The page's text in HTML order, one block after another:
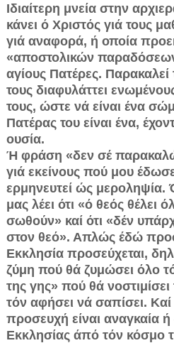
Ιδιαίτερη μνεία στην
κάνει ό Χριστός γιά τους
γιά αναφορά, ή οποία
«αποστολικών
αγίους Πατέρες.
τους διαφυλάττει
τους, ώστε νά είναι ένα
Πατέρας του είναι ένα,
ουσία.
Ή φράση «δεν σέ
γιά εκείνους πού μου
ερμηνευτεί ώς
μας λέει ότι «ό θεός θέλει
σωθούν» καί ότι «δέν
στον θεό». Απλώς έδώ
Εκκλησία προσεύχεται,
ζύμη πού θά ζυμώσει όλο
της γης» πού θά
τόν αφήσει νά σαπίσει. Καί
προσευχή είναι αναγκαία ή
Εκκλησίας άπό τόν κόσμο